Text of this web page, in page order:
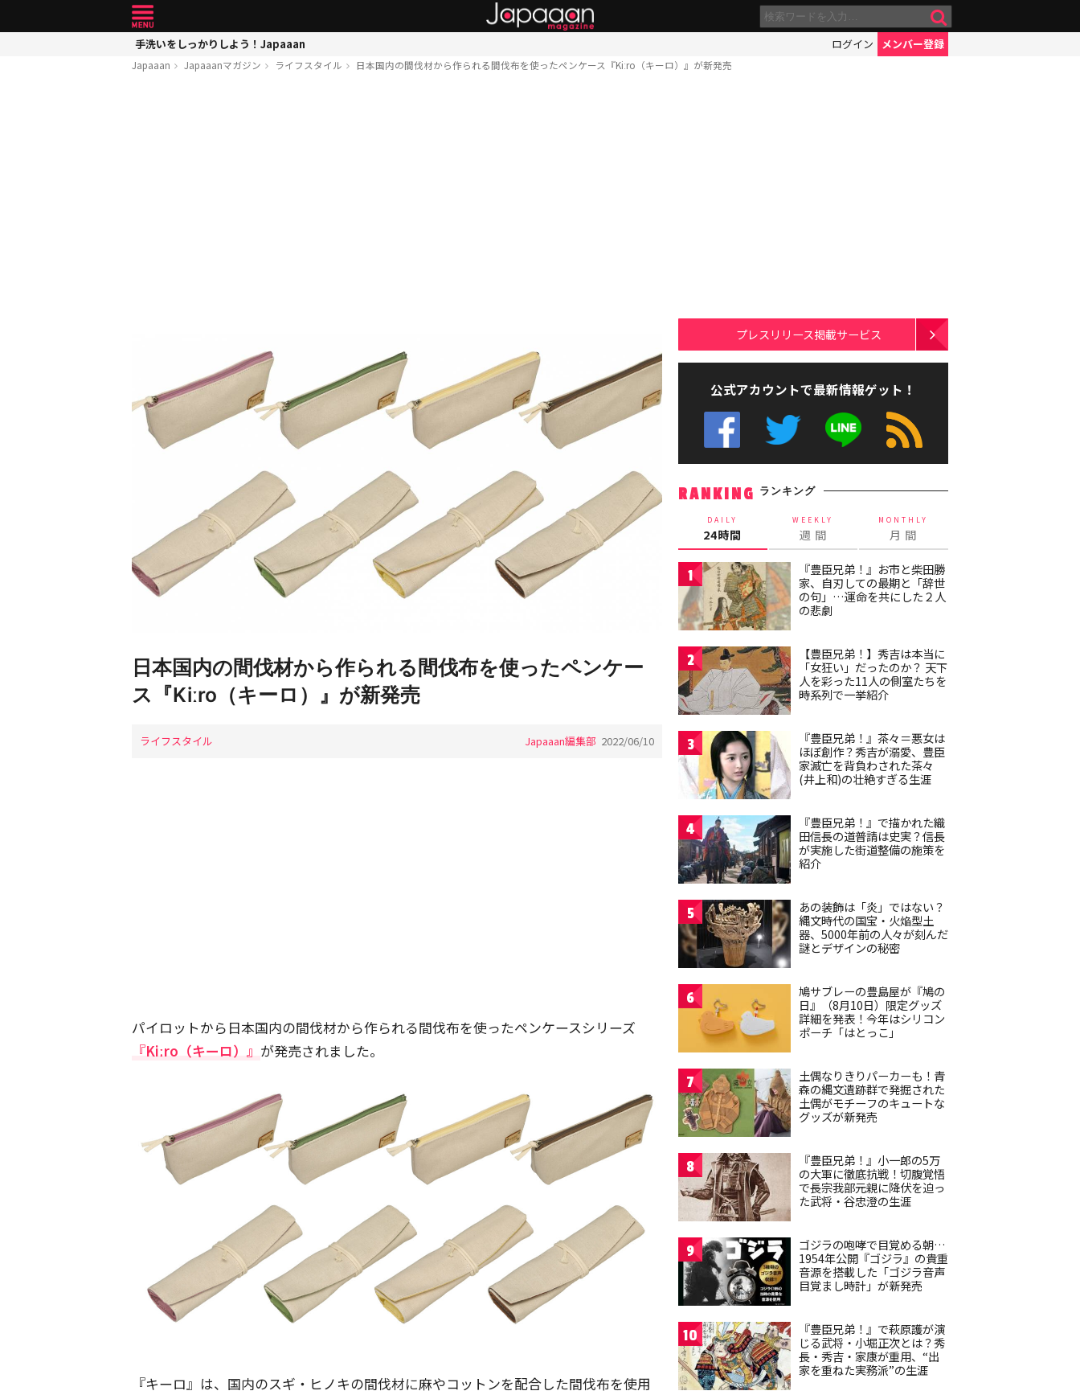
手洗いをしっかりしよう！Japaaan ログイン メンバー登録
Japaaan Japaaanマガジン ライフスタイル 日本国内の間伐材から作られる間伐布を使ったペンケース『Kiːro（キーロ）』が新発売
日本国内の間伐材から作られる間伐布を使ったペンケー
ス『Kiːro（キーロ）』が新発売
ライフスタイル Japaaan編集部 2022/06/10
パイロットから日本国内の間伐材から作られる間伐布を使ったペンケースシリーズ
『Kiːro（キーロ）』 が発売されました。
『キーロ』は、国内のスギ・ヒノキの間伐材に麻やコットンを配合した間伐布を使用
プレスリリース掲載サービス
公式アカウントで最新情報ゲット！
RANKING ランキング
DAILY
24時間
WEEKLY
週 間
MONTHLY
月 間
1
『豊臣兄弟！』お市と柴田勝
家、自刃しての最期と「辞世
の句」…運命を共にした２人
の悲劇
2
【豊臣兄弟！】秀吉は本当に
「女狂い」だったのか？ 天下
人を彩った11人の側室たちを
時系列で一挙紹介
3
『豊臣兄弟！』茶々＝悪女は
ほぼ創作？秀吉が溺愛、豊臣
家滅亡を背負わされた茶々
(井上和)の壮絶すぎる生涯
4
『豊臣兄弟！』で描かれた織
田信長の道普請は史実？信長
が実施した街道整備の施策を
紹介
5
あの装飾は「炎」ではない？
縄文時代の国宝・火焔型土
器、5000年前の人々が刻んだ
謎とデザインの秘密
6
鳩サブレーの豊島屋が『鳩の
日』（8月10日）限定グッズ
詳細を発表！今年はシリコン
ポーチ「はとっこ」
7
土偶なりきりパーカーも！青
森の縄文遺跡群で発掘された
土偶がモチーフのキュートな
グッズが新発売
8
『豊臣兄弟！』小一郎の5万
の大軍に徹底抗戦！切腹覚悟
で長宗我部元親に降伏を迫っ
た武将・谷忠澄の生涯
9
ゴジラの咆哮で目覚める朝…
1954年公開『ゴジラ』の貴重
音源を搭載した「ゴジラ音声
目覚まし時計」が新発売
10
『豊臣兄弟！』で萩原護が演
じる武将・小堀正次とは？秀
長・秀吉・家康が重用、“出
家を重ねた実務派”の生涯